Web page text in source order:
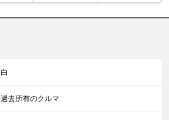
白
過去所有のクルマ